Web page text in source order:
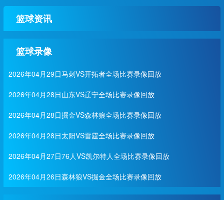
篮球资讯
篮球录像
2026年04月29日马刺VS开拓者全场比赛录像回放
2026年04月28日山东VS辽宁全场比赛录像回放
2026年04月28日掘金VS森林狼全场比赛录像回放
2026年04月28日太阳VS雷霆全场比赛录像回放
2026年04月27日76人VS凯尔特人全场比赛录像回放
2026年04月26日森林狼VS掘金全场比赛录像回放